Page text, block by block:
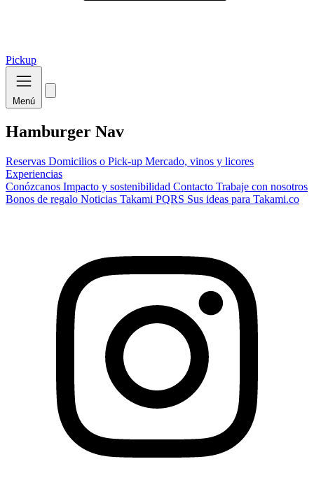
Pickup
Menú
Hamburger Nav
Reservas Domicilios o Pick-up Mercado, vinos y licores
Experiencias
Conózcanos Impacto y sostenibilidad Contacto Trabaje con nosotros
Bonos de regalo Noticias Takami PQRS Sus ideas para Takami.co